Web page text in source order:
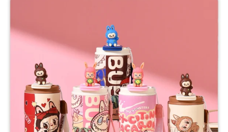
خودکار و خودکار فشاری
ماژیک ها
دفترچه یادداشت
استیکر
استیک نوت
خط کش و گونیا
کیف غذا
کوله پشتی
چسب
کاتر فانتزی
بوک مارک
ماشین حساب